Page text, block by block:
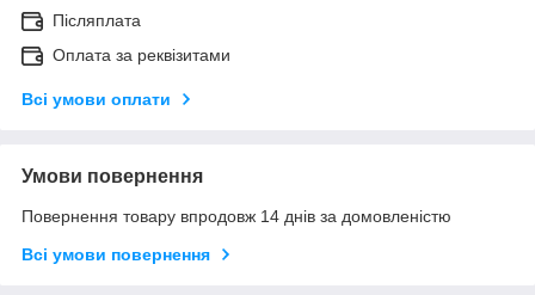
Післяплата
Оплата за реквізитами
Всі умови оплати
Умови повернення
Повернення товару впродовж 14 днів за домовленістю
Всі умови повернення